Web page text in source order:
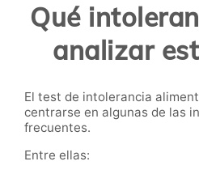
Qué
analizar
El test de intolerancia
centrarse en algunas de las
frecuentes.
Entre ellas: